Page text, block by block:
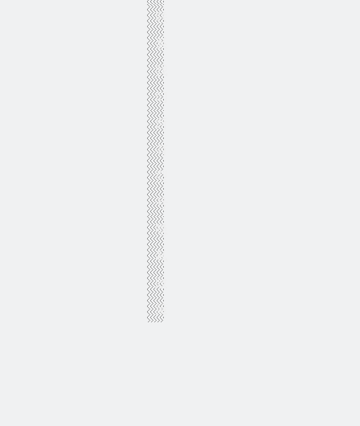
联
系
我
们
所
有
型
号
隐
私
政
策